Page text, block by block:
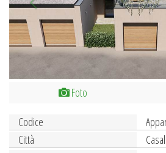
Foto
Codice
Città